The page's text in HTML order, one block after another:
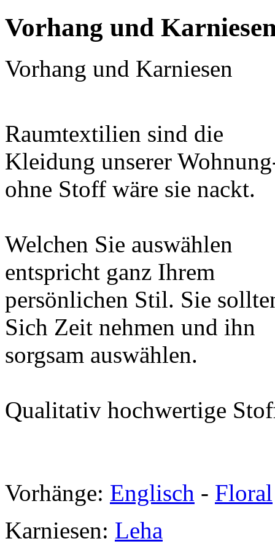
Vorhang und
Vorhang und Karniesen
Raumtextilien sind die
Kleidung unserer
ohne Stoff wäre sie nackt.
Welchen Sie auswählen
entspricht ganz Ihrem
persönlichen Stil. Sie
Sich Zeit nehmen und ihn
sorgsam auswählen.
Qualitativ hochwertige
Vorhänge: Englisch - Floral
Karniesen: Leha